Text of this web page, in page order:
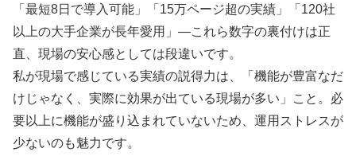
「最短8日で導入可能」「15万ページ超の実績」「120社
以上の大手企業が長年愛用」―これら数字の裏付けは正
直、現場の安心感としては段違いです。
私が現場で感じている実績の説得力は、「機能が豊富なだ
けじゃなく、実際に効果が出ている現場が多い」こと。必
要以上に機能が盛り込まれていないため、運用ストレスが
少ないのも魅力です。